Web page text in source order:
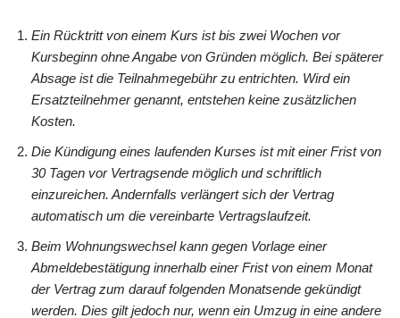
Ein Rücktritt von einem Kurs ist bis zwei Wochen vor
Kursbeginn ohne Angabe von Gründen möglich. Bei späterer
Absage ist die Teilnahmegebühr zu entrichten. Wird ein
Ersatzteilnehmer genannt, entstehen keine zusätzlichen
Kosten.
Die Kündigung eines laufenden Kurses ist mit einer Frist von
30 Tagen vor Vertragsende möglich und schriftlich
einzureichen. Andernfalls verlängert sich der Vertrag
automatisch um die vereinbarte Vertragslaufzeit.
Beim Wohnungswechsel kann gegen Vorlage einer
Abmeldebestätigung innerhalb einer Frist von einem Monat
der Vertrag zum darauf folgenden Monatsende gekündigt
werden. Dies gilt jedoch nur, wenn ein Umzug in eine andere